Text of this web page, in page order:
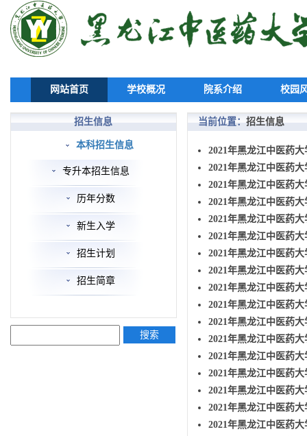
网站首页 学校概况 院系介绍 校园
招生信息
本科招生信息
专升本招生信息
历年分数
新生入学
招生计划
招生简章
搜索
当前位置： 招生信息
2021年黑龙江中医药
2021年黑龙江中医药
2021年黑龙江中医药
2021年黑龙江中医药
2021年黑龙江中医药
2021年黑龙江中医药
2021年黑龙江中医药
2021年黑龙江中医药
2021年黑龙江中医药
2021年黑龙江中医药
2021年黑龙江中医药
2021年黑龙江中医药
2021年黑龙江中医药
2021年黑龙江中医药
2021年黑龙江中医药
2021年黑龙江中医药
2021年黑龙江中医药